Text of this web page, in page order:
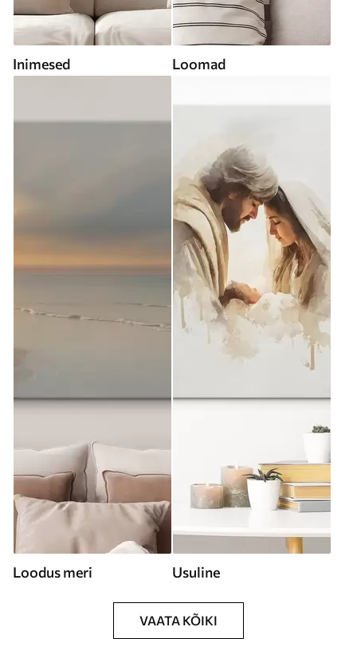
Inimesed Loomad
Loodus meri Usuline
VAATA KÕIKI